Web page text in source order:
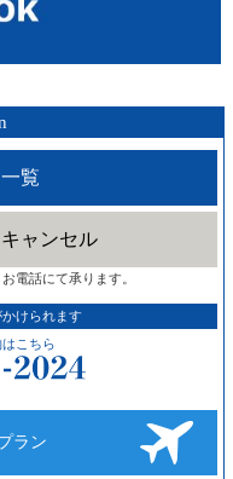
覧
ャンセル
電話にて承ります。
けられます
こちら
ラン